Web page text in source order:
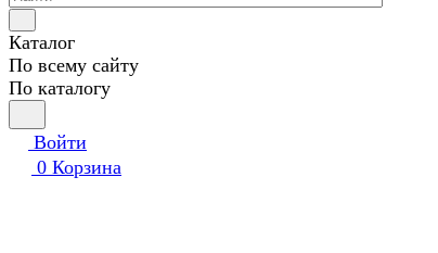
Каталог
По всему сайту
По каталогу
Войти
0 Корзина